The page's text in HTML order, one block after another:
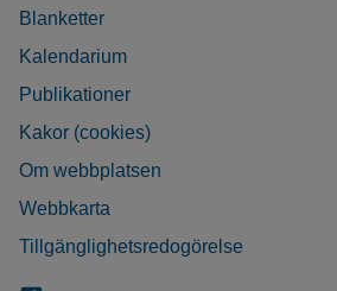
Blanketter
Kalendarium
Publikationer
Kakor (cookies)
Om webbplatsen
Webbkarta
Tillgänglighetsredogörelse